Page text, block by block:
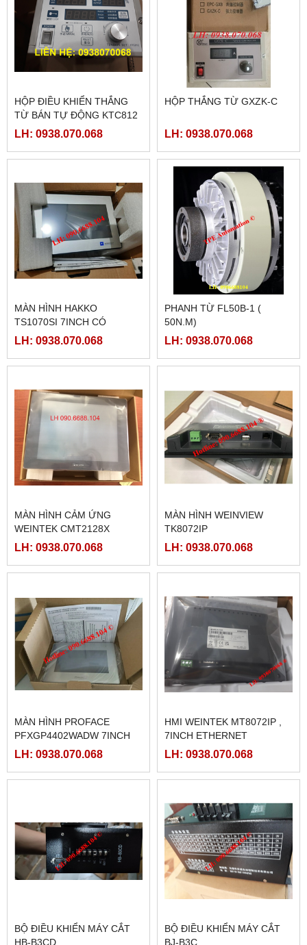
HỘP ĐIỀU KHIỂN THẮNG
TỪ BÁN TỰ ĐỘNG KTC812
LH: 0938.070.068
HỘP THẮNG TỪ GXZK-C
LH: 0938.070.068
MÀN HÌNH HAKKO
TS1070SI 7INCH CÓ
ETHERNET
LH: 0938.070.068
PHANH TỪ FL50B-1 (
50N.M)
LH: 0938.070.068
MÀN HÌNH CẢM ỨNG
WEINTEK CMT2128X
LH: 0938.070.068
MÀN HÌNH WEINVIEW
TK8072IP
LH: 0938.070.068
MÀN HÌNH PROFACE
PFXGP4402WADW 7INCH
LH: 0938.070.068
HMI WEINTEK MT8072IP ,
7INCH ETHERNET
LH: 0938.070.068
BỘ ĐIỀU KHIỂN MÁY CẮT
HB-B3CD
BỘ ĐIỀU KHIỂN MÁY CẮT
BJ-B3C